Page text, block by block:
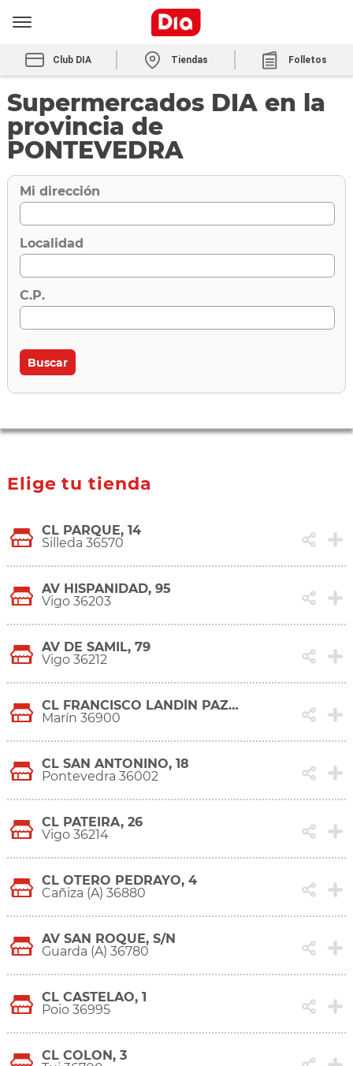
Club DIA Tiendas Folletos
Supermercados DIA en la
provincia de
PONTEVEDRA
Mi dirección
Localidad
C.P.
Elige tu tienda
CL PARQUE, 14
Silleda 36570
AV HISPANIDAD, 95
Vigo 36203
AV DE SAMIL, 79
Vigo 36212
CL FRANCISCO LANDÍN PAZOS, 6
Marín 36900
CL SAN ANTONIÑO, 18
Pontevedra 36002
CL PATEIRA, 26
Vigo 36214
CL OTERO PEDRAYO, 4
Cañiza (A) 36880
AV SAN ROQUE, S/N
Guarda (A) 36780
CL CASTELAO, 1
Poio 36995
CL COLON, 3